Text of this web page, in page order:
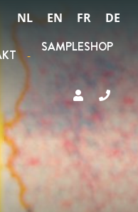
NL EN FR DE
SAMPLESHOP